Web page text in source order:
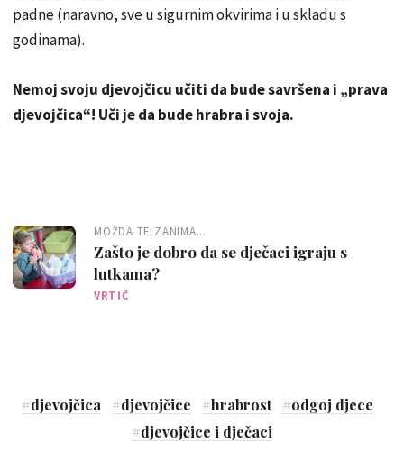
padne (naravno, sve u sigurnim okvirima i u skladu s
godinama).
Nemoj svoju djevojčicu učiti da bude savršena i „prava
djevojčica“! Uči je da bude hrabra i svoja.
MOŽDA TE ZANIMA...
Zašto je dobro da se dječaci igraju s
lutkama?
VRTIĆ
#djevojčica #djevojčice #hrabrost #odgoj djece
#djevojčice i dječaci